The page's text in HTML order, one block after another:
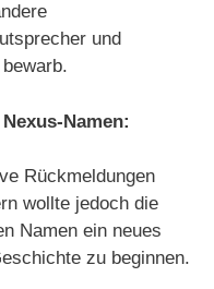
und
Namen:
Rückmeldungen
wollte jedoch die
Namen ein neues
zu beginnen.